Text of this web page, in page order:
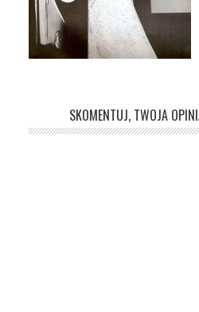
SKOMENTUJ, TWOJA